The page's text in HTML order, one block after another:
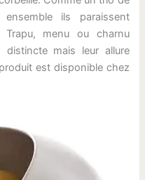
ils paraissent
Trapu, menu ou charnu
mais leur allure
est disponible chez